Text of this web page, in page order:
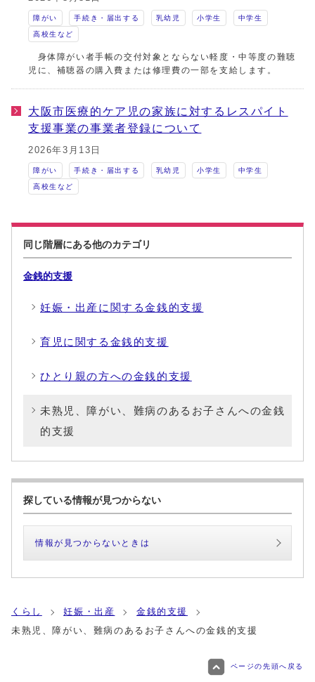
障がい 手続き・届出する 乳幼児 小学生 中学生
高校生など
身体障がい者手帳の交付対象とならない軽度・中等度の難聴
児に、補聴器の購入費または修理費の一部を支給します。
大阪市医療的ケア児の家族に対するレスパイト
支援事業の事業者登録について
2026年3月13日
障がい 手続き・届出する 乳幼児 小学生 中学生
高校生など
同じ階層にある他のカテゴリ
金銭的支援
妊娠・出産に関する金銭的支援
育児に関する金銭的支援
ひとり親の方への金銭的支援
未熟児、障がい、難病のあるお子さんへの金銭
的支援
探している情報が見つからない
情報が見つからないときは
くらし 妊娠・出産
金銭的支援
未熟児、障がい、難病のあるお子さんへの金銭的支援
ページの先頭へ戻る